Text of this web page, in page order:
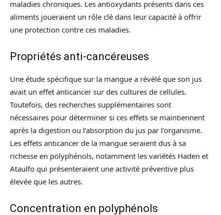
maladies chroniques. Les antioxydants présents dans ces
aliments joueraient un rôle clé dans leur capacité à offrir
une protection contre ces maladies.
Propriétés anti-cancéreuses
Une étude spécifique sur la mangue a révélé que son jus
avait un effet anticancer sur des cultures de cellules.
Toutefois, des recherches supplémentaires sont
nécessaires pour déterminer si ces effets se maintiennent
après la digestion ou l’absorption du jus par l’organisme.
Les effets anticancer de la mangue seraient dus à sa
richesse en polyphénols, notamment les variétés Haden et
Ataulfo qui présenteraient une activité préventive plus
élevée que les autres.
Concentration en polyphénols